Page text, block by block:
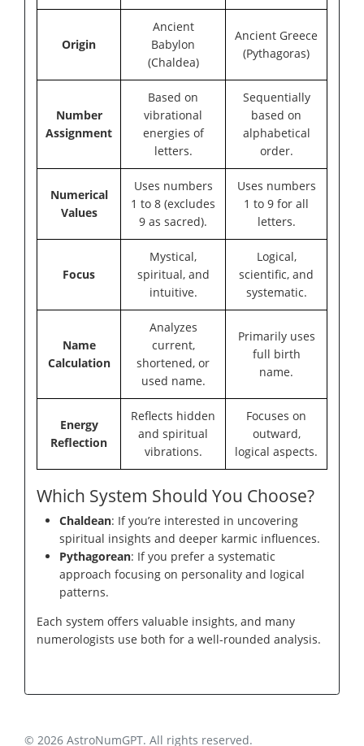
Origin
Ancient
Babylon
(Chaldea)
Ancient Greece
(Pythagoras)
Number
Assignment
Based on
vibrational
energies of
letters.
Sequentially
based on
alphabetical
order.
Numerical
Values
Uses numbers
1 to 8 (excludes
9 as sacred).
Uses numbers
1 to 9 for all
letters.
Focus
Mystical,
spiritual, and
intuitive.
Logical,
scientific, and
systematic.
Name
Calculation
Analyzes
current,
shortened, or
used name.
Primarily uses
full birth
name.
Energy
Reflection
Reflects hidden
and spiritual
vibrations.
Focuses on
outward,
logical aspects.
Which System Should You Choose?
Chaldean: If you’re interested in uncovering
spiritual insights and deeper karmic influences.
Pythagorean: If you prefer a systematic
approach focusing on personality and logical
patterns.
Each system offers valuable insights, and many
numerologists use both for a well-rounded analysis.
© 2026 AstroNumGPT. All rights reserved.